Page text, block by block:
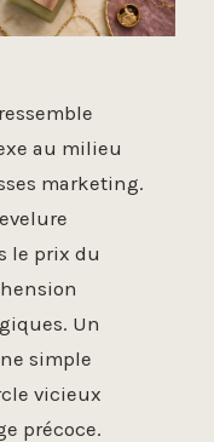
au milieu
marketing.
le prix du
Un
simple
vicieux
précoce.